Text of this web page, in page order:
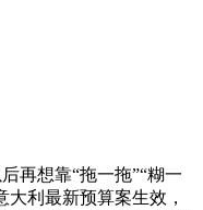
再想靠“拖一拖”“糊一
利最新预算案生效，